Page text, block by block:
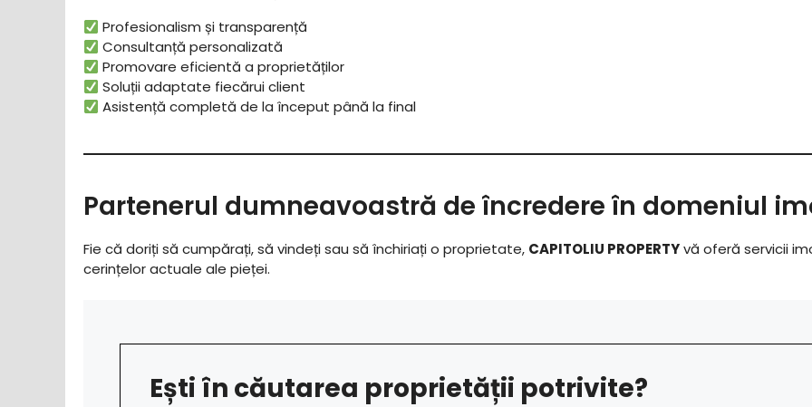
Profesionalism și transparență
Consultanță personalizată
Promovare eficientă a proprietăților
Soluții adaptate fiecărui client
Asistență completă de la început până la final
Partenerul dumneavoastră de încredere în domeniul
Fie că doriți să cumpărați, să vindeți sau să închiriați o proprietate, CAPITOLIU PROPERTYvă oferă servicii
cerințelor actuale ale pieței.
Ești în căutarea proprietății potrivite?